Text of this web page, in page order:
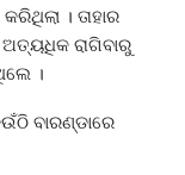
। ତାହାର
ଅତ୍ୟଧିକ ରାଗିବାରୁ
।
ବାରଣ୍ଡାରେ